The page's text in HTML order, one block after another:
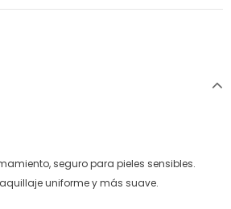
seguro para pieles sensibles.
uniforme y más suave.